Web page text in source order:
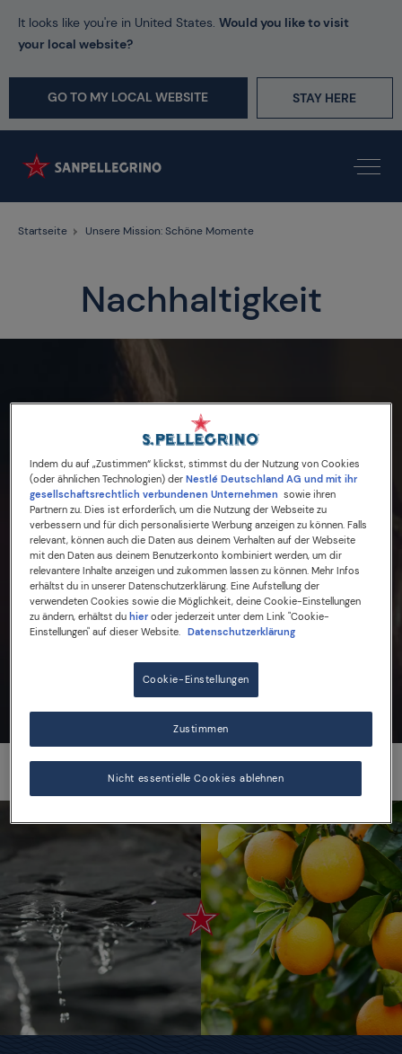
It looks like you're in United States. Would you like to visit
your local website?
GO TO MY LOCAL WEBSITE STAY HERE
Startseite Unsere Mission: Schöne Momente
Nachhaltigkeit
Indem du auf „Zustimmen“ klickst, stimmst du der Nutzung von Cookies
(oder ähnlichen Technologien) derNestlé Deutschland AG und mit ihr
gesellschaftsrechtlich verbundenen Unternehmen sowie ihren
Partnern zu. Dies ist erforderlich, um die Nutzung der Webseite zu
verbessern und für dich personalisierte Werbung anzeigen zu können. Falls
relevant, können auch die Daten aus deinem Verhalten auf der Webseite
mit den Daten aus deinem Benutzerkonto kombiniert werden, um dir
relevantere Inhalte anzeigen und zukommen lassen zu können. Mehr Infos
erhältst du in unserer Datenschutzerklärung. Eine Aufstellung der
verwendeten Cookies sowie die Möglichkeit, deine Cookie-Einstellungen
zu ändern, erhältst duhier oder jederzeit unter dem Link "Cookie-
Einstellungen" auf dieser Website. Datenschutzerklärung
Cookie-Einstellungen
Nicht essentielle Cookies ablehnen
Zustimmen